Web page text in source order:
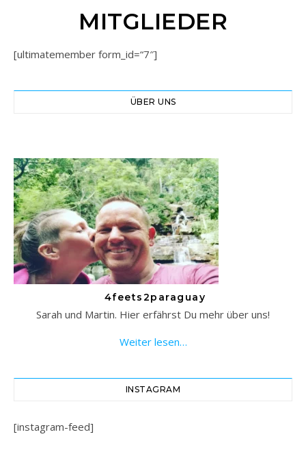
MITGLIEDER
[ultimatemember form_id=“7″]
ÜBER UNS
4feets2paraguay
Sarah und Martin. Hier erfährst Du mehr über uns!
Weiter lesen…
INSTAGRAM
[instagram-feed]